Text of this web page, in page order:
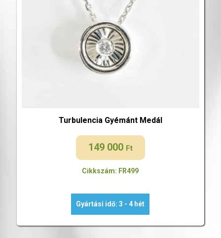
Turbulencia Gyémánt Medál
149 000 Ft
Cikkszám: FR499
Gyártási idő: 3 - 4 hét